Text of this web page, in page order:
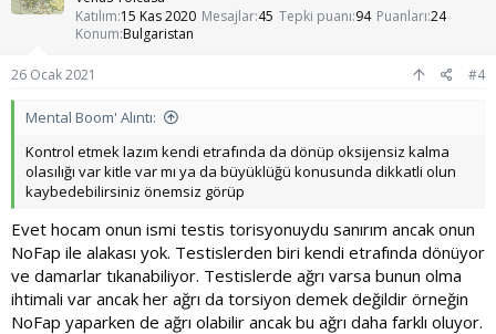
e
Katılım 15 Kas 2020 Mesajlar 45 Tepki puanı 94 Puanları 24
Konum Bulgaristan
26 Ocak 2021 #4
Mental Boom' Alıntı:
Kontrol etmek lazım kendi etrafında da dönüp oksijensiz kalma
olasılığı var kitle var mı ya da büyüklüğü konusunda dikkatli olun
kaybedebilirsiniz önemsiz görüp
Evet hocam onun ismi testis torisyonuydu sanırım ancak onun
NoFap ile alakası yok. Testislerden biri kendi etrafında dönüyor
ve damarlar tıkanabiliyor. Testislerde ağrı varsa bunun olma
ihtimali var ancak her ağrı da torsiyon demek değildir örneğin
NoFap yaparken de ağrı olabilir ancak bu ağrı daha farklı oluyor.